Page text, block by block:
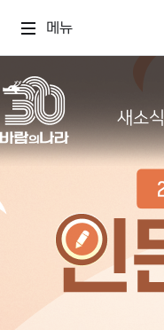
메뉴
새소식